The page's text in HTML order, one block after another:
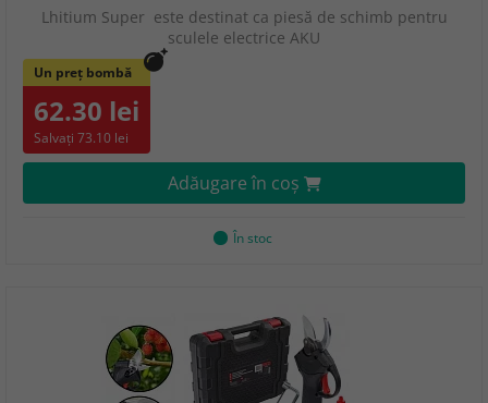
Lhitium Super este destinat ca piesă de schimb pentru
sculele electrice AKU
Un preț bombă
62.30 lei
Salvați 73.10 lei
Adăugare în coş
În stoc